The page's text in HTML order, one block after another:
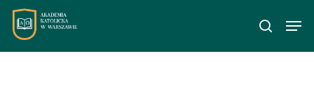
Skip
main